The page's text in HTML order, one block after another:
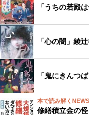
「うちの若殿
「心の闇」綾
「鬼にきんつ
本で読み解く
修繕積立金の